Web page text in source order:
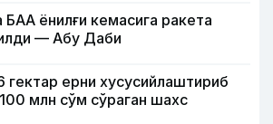
ёнилғи кемасига ракета
— Абу Даби
ерни хусусийлаштириб
млн сўм сўраган шахс